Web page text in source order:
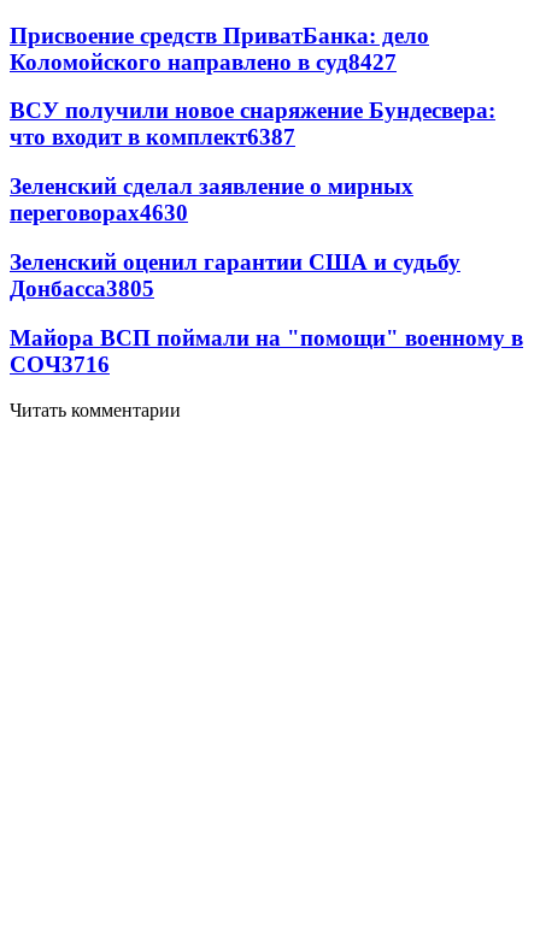
Присвоение средств ПриватБанка: дело
Коломойского направлено в суд8427
ВСУ получили новое снаряжение Бундесвера:
что входит в комплект6387
Зеленский сделал заявление о мирных
переговорах4630
Зеленский оценил гарантии США и судьбу
Донбасса3805
Майора ВСП поймали на "помощи" военному в
СОЧ3716
Читать комментарии